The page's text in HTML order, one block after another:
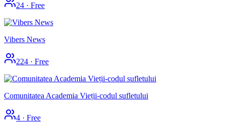
24 · Free
Vibers News
224 · Free
Comunitatea Academia Vieții-codul sufletului
4 · Free